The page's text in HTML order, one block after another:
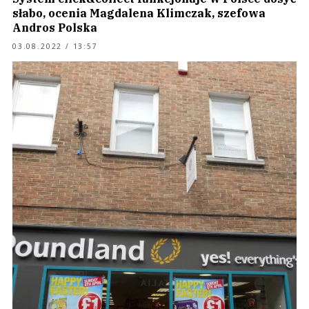
słabo, ocenia Magdalena Klimczak, szefowa
Andros Polska
03.08.2022 / 13:57